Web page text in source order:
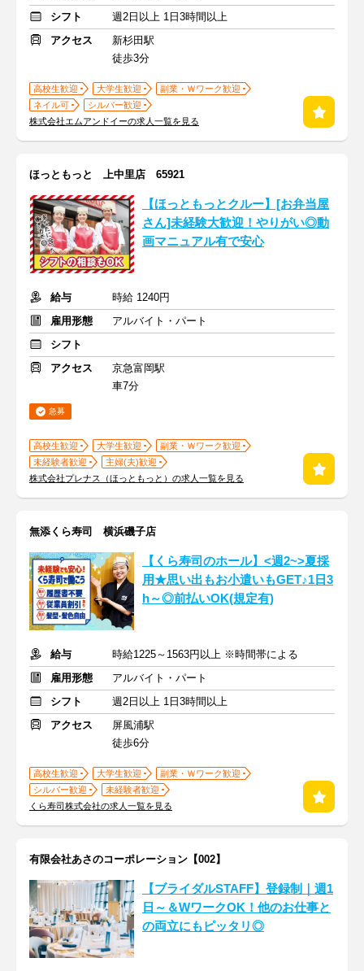
シフト
週2日以上 1日3時間以上
アクセス
新杉田駅
徒歩3分
高校生歓迎 大学生歓迎
副業・Ｗワーク歓迎
ネイル可
シルバー歓迎
株式会社エムアンドイーの求人一覧を見る
ほっともっと 上中里店 65921
【ほっともっとクルー】[お弁当屋
さん]未経験大歓迎！やりがい◎動
画マニュアル有で安心
給与
時給 1240円
雇用形態
アルバイト・パート
シフト
アクセス
京急富岡駅
車7分
急募
高校生歓迎 大学生歓迎
副業・Ｗワーク歓迎
未経験者歓迎
主婦(夫)歓迎
株式会社プレナス（ほっともっと）の求人一覧を見る
無添くら寿司 横浜磯子店
【くら寿司のホール】<週2~>夏採
用★思い出もお小遣いもGET♪1日3
h～◎前払いOK(規定有)
給与
時給1225～1563円以上 ※時間帯による
雇用形態
アルバイト・パート
シフト
週2日以上 1日3時間以上
アクセス
屏風浦駅
徒歩6分
高校生歓迎 大学生歓迎
副業・Ｗワーク歓迎
シルバー歓迎
未経験者歓迎
くら寿司株式会社の求人一覧を見る
有限会社あさのコーポレーション【002】
【ブライダルSTAFF】登録制｜週1
日～＆WワークOK！他のお仕事と
の両立にもピッタリ◎